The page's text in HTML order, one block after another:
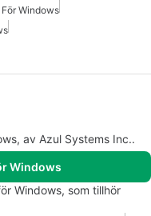
Windows
av Azul Systems Inc..
Windows
Windows, som tillhör